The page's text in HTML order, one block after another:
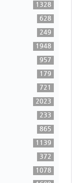
1328
628
249
1948
957
179
721
2023
233
865
1139
372
1078